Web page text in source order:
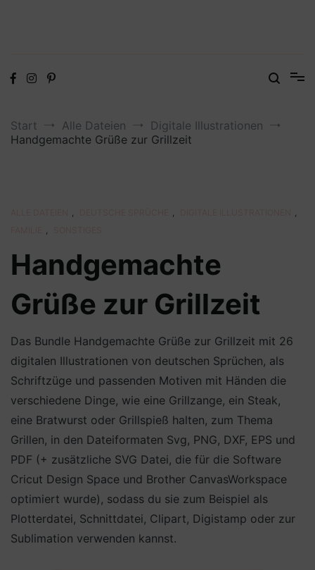
Start Alle Dateien
Digitale Illustrationen
Handgemachte Grüße zur Grillzeit
, ,
,
,
Handgemachte
Grüße zur Grillzeit
Das Bundle Handgemachte Grüße zur Grillzeit mit 26
digitalen Illustrationen von deutschen Sprüchen, als
Schriftzüge und passenden Motiven mit Händen die
verschiedene Dinge, wie eine Grillzange, ein Steak,
eine Bratwurst oder Grillspieß halten, zum Thema
Grillen, in den Dateiformaten Svg, PNG, DXF, EPS und
PDF (+ zusätzliche SVG Datei, die für die Software
Cricut Design Space und Brother CanvasWorkspace
optimiert wurde), sodass du sie zum Beispiel als
Plotterdatei, Schnittdatei, Clipart, Digistamp oder zur
Sublimation verwenden kannst.